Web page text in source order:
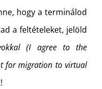
hogy a terminálod
a feltételeket, jelöld
(I agree to the
for migration to virtual